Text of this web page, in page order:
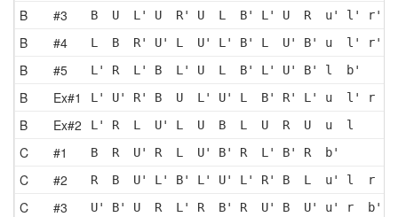
B #3 B  U  L' U  R' U  L  B' L' U  R  u' l' r'
B #4 L  B  R' U' L  U' L' B' L  U' B' u  l' r'
B #5 L' R  L' B  L' U  L  B' L' U' B' l  b'
B Ex#1 L' U' R' B  U  L' U' L  B' R' L' u  l' r
B Ex#2 L' R  L  U' L  U  B  L  U  R  U  u  l
C #1 B  R  U' R  L  U' B' R  L' B' R  b'
C #2 R  B  U' L' B' L' U' L' R' B  L  u' l  r
C #3 U' B' U  R  L' R  B' R  U' B  U' u' r  b'